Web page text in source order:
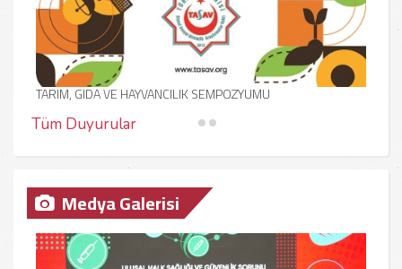
TARIM, GIDA VE HAYVANCILIK SEMPOZYUMU
"Tarım, Gıda ve Hayvancılık: Durum Analizi, Sorun Alanları ve
Çözüm Önerileri" sempozyumu, 18 Ekim 2025 tarihinde saat
13.00'te ATO Congresium'da gerçekleştirilecektir. Etkinliğe katılım
Tüm Duyurular
Medya Galerisi